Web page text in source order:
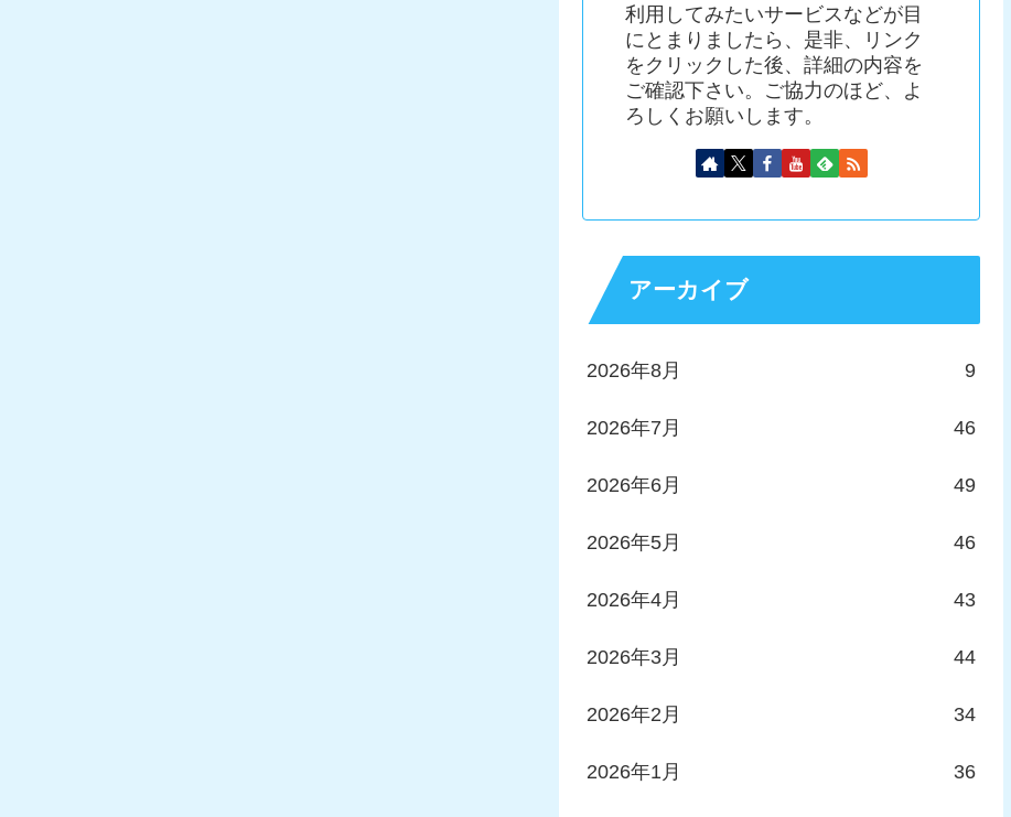
利用してみたいサービスなどが目
にとまりましたら、是非、リンク
をクリックした後、詳細の内容を
ご確認下さい。ご協力のほど、よ
ろしくお願いします。
アーカイブ
2026年8月 9
2026年7月 46
2026年6月 49
2026年5月 46
2026年4月 43
2026年3月 44
2026年2月 34
2026年1月 36